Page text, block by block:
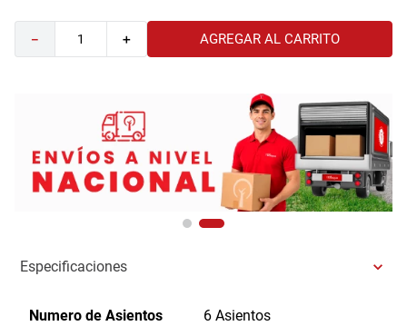
＋
－ AGREGAR AL CARRITO
Especificaciones
Numero de Asientos 6 Asientos